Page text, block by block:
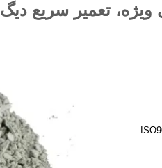
ویژه، تعمیر سریع دیگ